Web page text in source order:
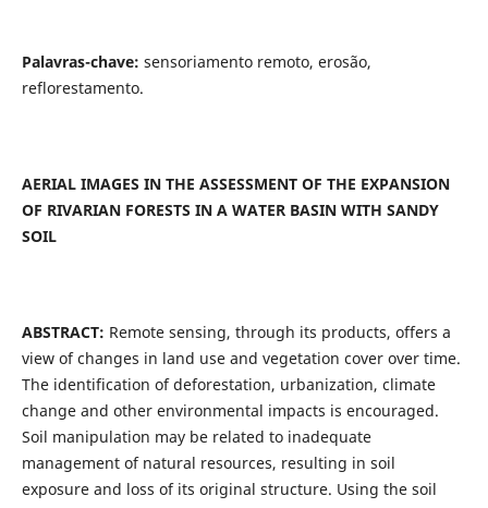
Palavras-chave: sensoriamento remoto, erosão,
reflorestamento.
AERIAL IMAGES IN THE ASSESSMENT OF THE EXPANSION
OF RIVARIAN FORESTS IN A WATER BASIN WITH SANDY
SOIL
ABSTRACT: Remote sensing, through its products, offers a
view of changes in land use and vegetation cover over time.
The identification of deforestation, urbanization, climate
change and other environmental impacts is encouraged.
Soil manipulation may be related to inadequate
management of natural resources, resulting in soil
exposure and loss of its original structure. Using the soil